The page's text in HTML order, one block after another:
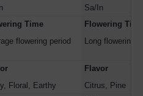
Sa/In
Time
flowering period
Flowering Time
Long flowering
Floral, Earthy
Flavor
Citrus, Pine